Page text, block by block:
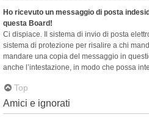
Ho ricevuto un messaggio di posta
questa Board!
Ci dispiace. Il sistema di invio di posta
sistema di protezione per risalire a chi
mandare una copia del messaggio in
anche l’intestazione, in modo che possa
Top
Amici e ignorati